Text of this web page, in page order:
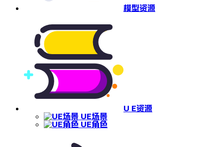
模型资源
U E资源
UE场景
UE角色